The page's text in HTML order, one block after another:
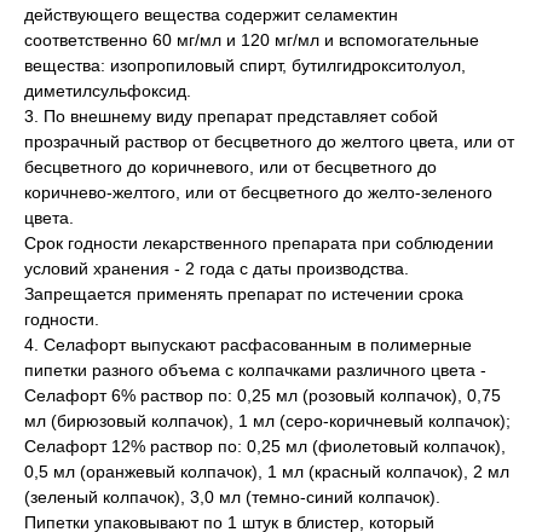
действующего вещества содержит селамектин
соответственно 60 мг/мл и 120 мг/мл и вспомогательные
вещества: изопропиловый спирт, бутилгидрокситолуол,
диметилсульфоксид.
3. По внешнему виду препарат представляет собой
прозрачный раствор от бесцветного до желтого цвета, или от
бесцветного до коричневого, или от бесцветного до
коричнево-желтого, или от бесцветного до желто-зеленого
цвета.
Срок годности лекарственного препарата при соблюдении
условий хранения - 2 года с даты производства.
Запрещается применять препарат по истечении срока
годности.
4. Селафорт выпускают расфасованным в полимерные
пипетки разного объема с колпачками различного цвета -
Селафорт 6% раствор по: 0,25 мл (розовый колпачок), 0,75
мл (бирюзовый колпачок), 1 мл (серо-коричневый колпачок);
Селафорт 12% раствор по: 0,25 мл (фиолетовый колпачок),
0,5 мл (оранжевый колпачок), 1 мл (красный колпачок), 2 мл
(зеленый колпачок), 3,0 мл (темно-синий колпачок).
Пипетки упаковывают по 1 штук в блистер, который